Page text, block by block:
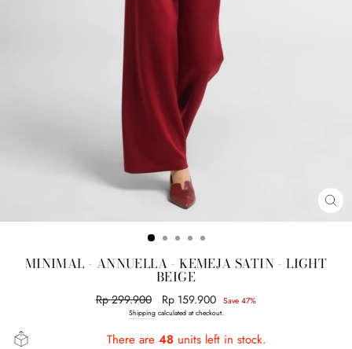
MINIMAL - ANNUELLA - KEMEJA SATIN - LIGHT
BEIGE
Regular
price
Rp 299.900
Sale
price
Rp 159.900 Save 47%
Shippingcalculated at checkout.
There are 48 units left in stock.